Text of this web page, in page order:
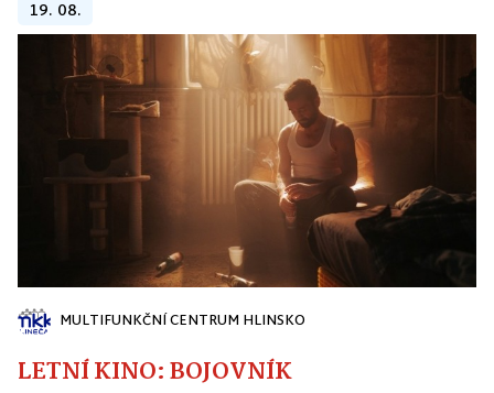
19. 08.
MULTIFUNKČNÍ CENTRUM HLINSKO
LETNÍ KINO: BOJOVNÍK